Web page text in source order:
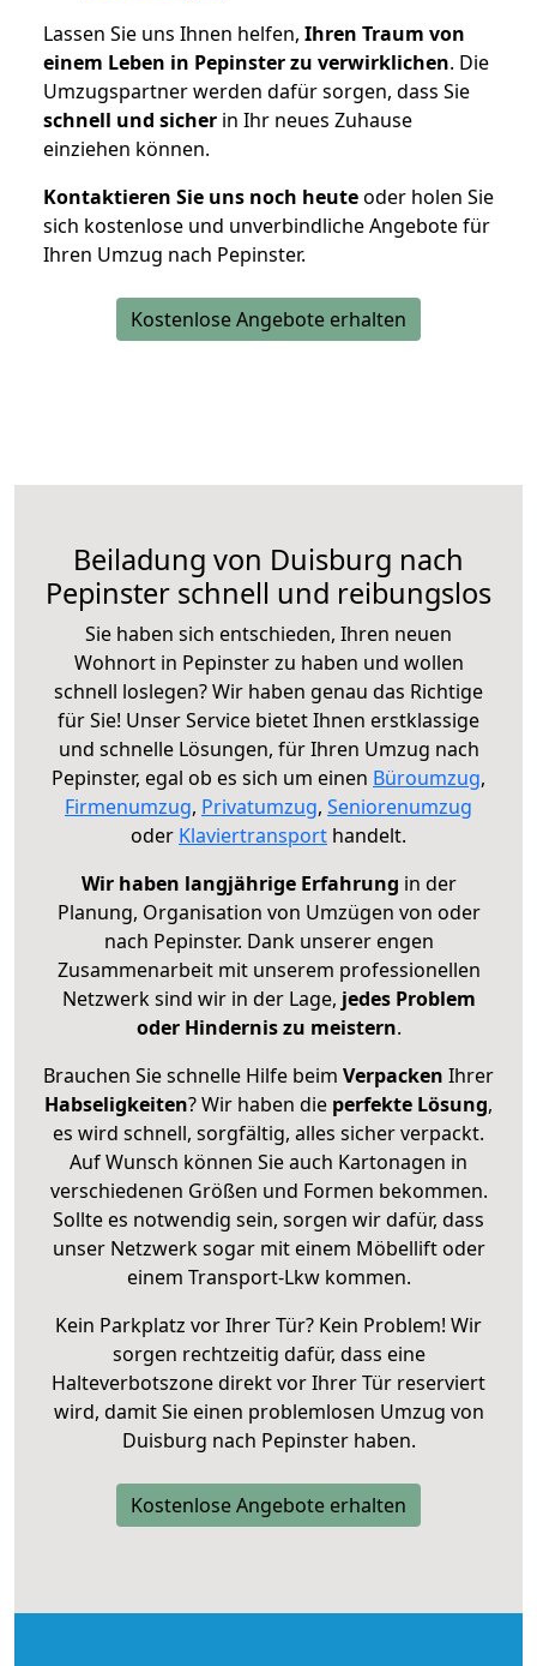
Lassen Sie uns Ihnen helfen, Ihren Traum von
einem Leben in Pepinster zu verwirklichen. Die
Umzugspartner werden dafür sorgen, dass Sie
schnell und sicher in Ihr neues Zuhause
einziehen können.
Kontaktieren Sie uns noch heuteoder holen Sie
sich kostenlose und unverbindliche Angebote für
Ihren Umzug nach Pepinster.
Kostenlose Angebote erhalten
Beiladung von Duisburg nach
Pepinster schnell und reibungslos
Sie haben sich entschieden, Ihren neuen
Wohnort in Pepinster zu haben und wollen
schnell loslegen? Wir haben genau das Richtige
für Sie! Unser Service bietet Ihnen erstklassige
und schnelle Lösungen, für Ihren Umzug nach
Pepinster, egal ob es sich um einen Büroumzug,
Firmenumzug, Privatumzug, Seniorenumzug
oder Klaviertransport handelt.
Wir haben langjährige Erfahrung in der
Planung, Organisation von Umzügen von oder
nach Pepinster. Dank unserer engen
Zusammenarbeit mit unserem professionellen
Netzwerk sind wir in der Lage, jedes Problem
oder Hindernis zu meistern.
Brauchen Sie schnelle Hilfe beim Verpacken Ihrer
Habseligkeiten? Wir haben die perfekte Lösung,
es wird schnell, sorgfältig, alles sicher verpackt.
Auf Wunsch können Sie auch Kartonagen in
verschiedenen Größen und Formen bekommen.
Sollte es notwendig sein, sorgen wir dafür, dass
unser Netzwerk sogar mit einem Möbellift oder
einem Transport-Lkw kommen.
Kein Parkplatz vor Ihrer Tür? Kein Problem! Wir
sorgen rechtzeitig dafür, dass eine
Halteverbotszone direkt vor Ihrer Tür reserviert
wird, damit Sie einen problemlosen Umzug von
Duisburg nach Pepinster haben.
Kostenlose Angebote erhalten